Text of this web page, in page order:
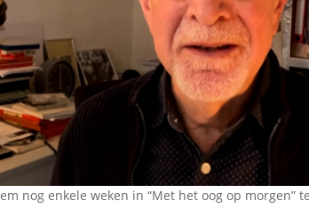
nog enkele weken in “Met het oog op morgen”